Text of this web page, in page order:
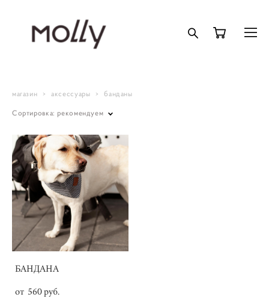
магазин > аксессуары > банданы
Сортировка: рекомендуем
БАНДАНА
от 560 pуб.